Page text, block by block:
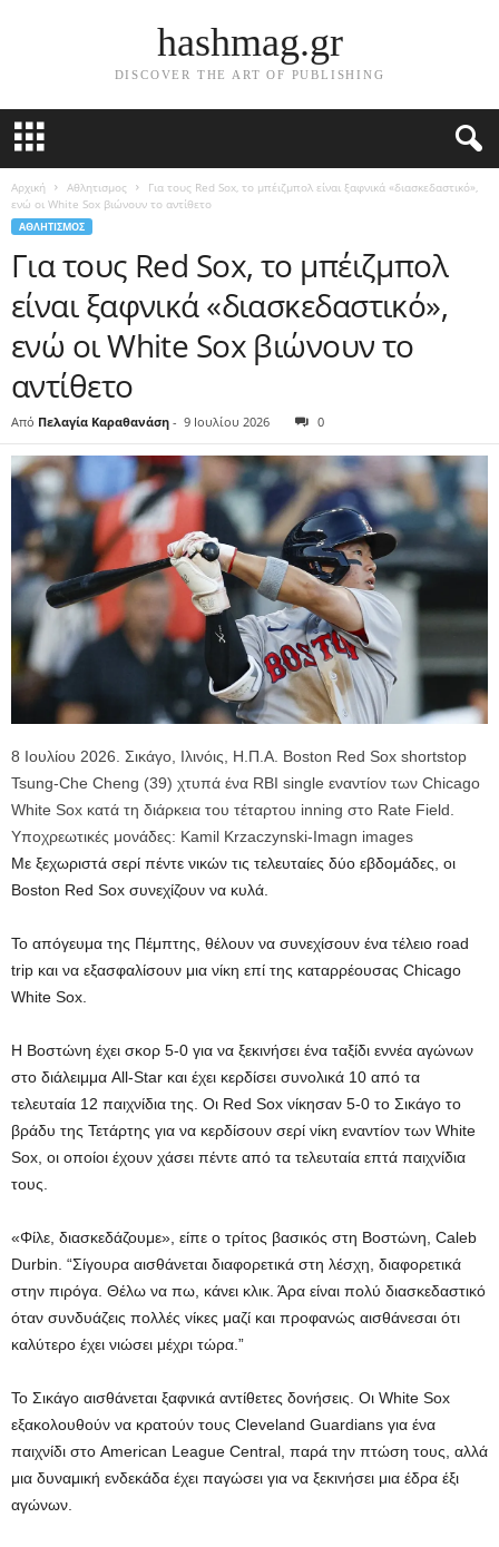
hashmag.gr
DISCOVER THE ART OF PUBLISHING
Αρχική Αθλητισμος
Για τους Red Sox, το μπέιζμπολ είναι ξαφνικά «διασκεδαστικό»,
ενώ οι White Sox βιώνουν το αντίθετο
ΑΘΛΗΤΙΣΜΟΣ
Για τους Red Sox, το μπέιζμπολ
είναι ξαφνικά «διασκεδαστικό»,
ενώ οι White Sox βιώνουν το
αντίθετο
Από Πελαγία Καραθανάση - 9 Ιουλίου 2026 0
8 Ιουλίου 2026. Σικάγο, Ιλινόις, Η.Π.Α. Boston Red Sox shortstop
Tsung-Che Cheng (39) χτυπά ένα RBI single εναντίον των Chicago
White Sox κατά τη διάρκεια του τέταρτου inning στο Rate Field.
Υποχρεωτικές μονάδες: Kamil Krzaczynski-Imagn images
Με ξεχωριστά σερί πέντε νικών τις τελευταίες δύο εβδομάδες, οι
Boston Red Sox συνεχίζουν να κυλά.
Το απόγευμα της Πέμπτης, θέλουν να συνεχίσουν ένα τέλειο road
trip και να εξασφαλίσουν μια νίκη επί της καταρρέουσας Chicago
White Sox.
Η Βοστώνη έχει σκορ 5-0 για να ξεκινήσει ένα ταξίδι εννέα αγώνων
στο διάλειμμα All-Star και έχει κερδίσει συνολικά 10 από τα
τελευταία 12 παιχνίδια της. Οι Red Sox νίκησαν 5-0 το Σικάγο το
βράδυ της Τετάρτης για να κερδίσουν σερί νίκη εναντίον των White
Sox, οι οποίοι έχουν χάσει πέντε από τα τελευταία επτά παιχνίδια
τους.
«Φίλε, διασκεδάζουμε», είπε ο τρίτος βασικός στη Βοστώνη, Caleb
Durbin. “Σίγουρα αισθάνεται διαφορετικά στη λέσχη, διαφορετικά
στην πιρόγα. Θέλω να πω, κάνει κλικ. Άρα είναι πολύ διασκεδαστικό
όταν συνδυάζεις πολλές νίκες μαζί και προφανώς αισθάνεσαι ότι
καλύτερο έχει νιώσει μέχρι τώρα.”
Το Σικάγο αισθάνεται ξαφνικά αντίθετες δονήσεις. Οι White Sox
εξακολουθούν να κρατούν τους Cleveland Guardians για ένα
παιχνίδι στο American League Central, παρά την πτώση τους, αλλά
μια δυναμική ενδεκάδα έχει παγώσει για να ξεκινήσει μια έδρα έξι
αγώνων.